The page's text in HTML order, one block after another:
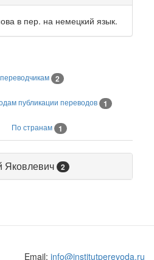
в пер. на немецкий язык.
2
публикации переводов 1
По странам 1
Яковлевич 2
Email: info@institutperevoda.ru